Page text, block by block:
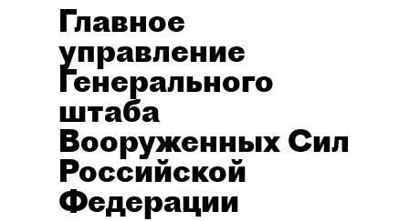
Главное
управление
Генерального
штаба
Вооруженных Сил
Российской
Федерации